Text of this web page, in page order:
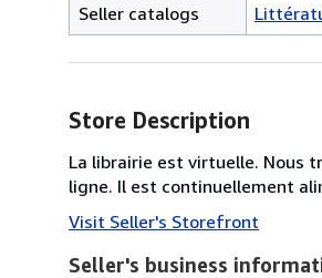
Seller catalogs
Store Description
La librairie est virtuelle. Nous
ligne. Il est continuellement
Visit Seller's Storefront
Seller's business